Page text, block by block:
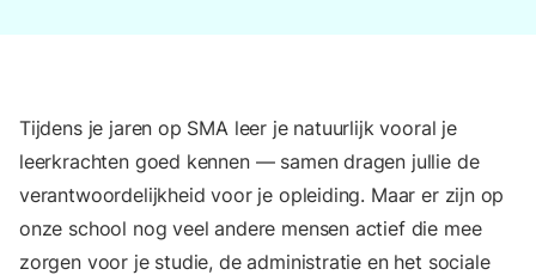
Tijdens je jaren op SMA leer je natuurlijk vooral je
leerkrachten goed kennen — samen dragen jullie de
verantwoordelijkheid voor je opleiding. Maar er zijn op
onze school nog veel andere mensen actief die mee
zorgen voor je studie, de administratie en het sociale